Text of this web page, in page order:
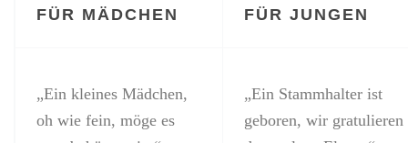
FÜR MÄDCHEN
FÜR JUNGEN
„Ein kleines Mädchen,
oh wie fein, möge es
„Ein Stammhalter ist
geboren, wir gratulieren